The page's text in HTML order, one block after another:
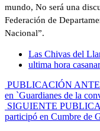
mundo, No será una
Federación de
Nacional”.
Las Chivas del
ultima hora
PUBLICACIÓN
en `Guardianes de la
SIGUIENTE
participó en Cumbre de